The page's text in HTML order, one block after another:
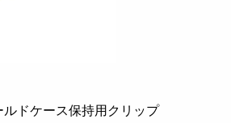
ルドケース保持用クリップ